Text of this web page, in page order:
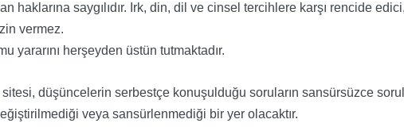
haklarına saygılıdır. Irk, din, dil ve cinsel tercihlere karşı rencide
vermez.
yararını herşeyden üstün tutmaktadır.
sitesi, düşüncelerin serbestçe konuşulduğu soruların sansürsüzce
veya sansürlenmediği bir yer olacaktır.